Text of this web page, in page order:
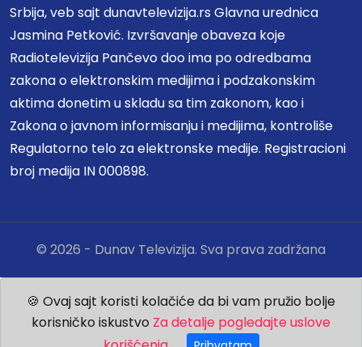
Srbija, veb sajt dunavtelevizija.rs Glavna urednica
Jasmina Petković. Izvršavanje obaveza koje
Radiotelevizija Pančevo doo ima po odredbama
zakona o elektronskim medijima i podzakonskim
aktima donetim u skladu sa tim zakonom, kao i
Zakona o javnom informisanju i medijima, kontroliše
Regulatorno telo za elektronske medije. Registracioni
broj medija IN 000898.
© 2026 - Dunav Televizija. Sva prava zadržana
🍪 Ovaj sajt koristi kolačiće da bi vam pružio bolje
korisničko iskustvo Za detalje pogledajte uslove